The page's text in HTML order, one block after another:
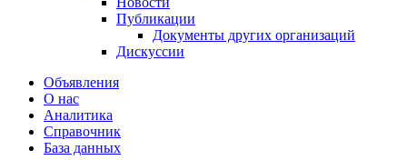
Публикации
Документы других организаций
Дискуссии
Объявления
О нас
Аналитика
Справочник
База данных